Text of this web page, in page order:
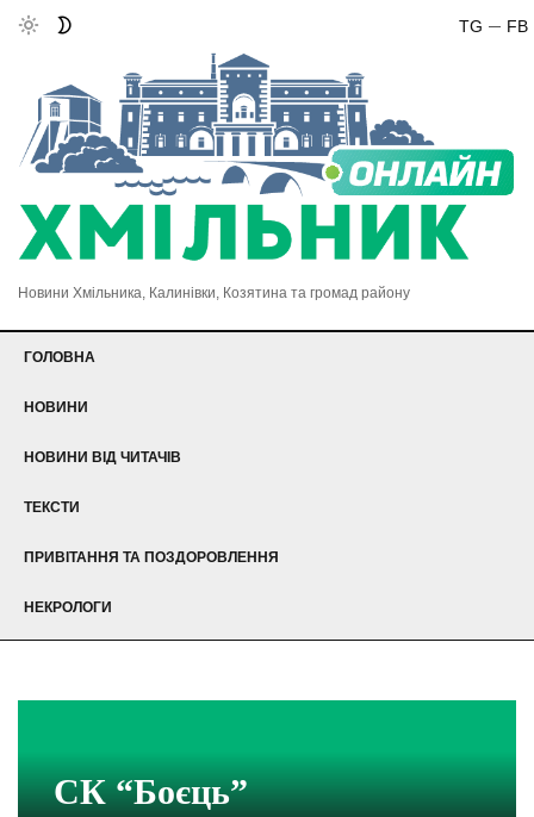
FB
TG
Новини Хмільника, Калинівки, Козятина та громад району
ГОЛОВНА
НОВИНИ
НОВИНИ ВІД ЧИТАЧІВ
ТЕКСТИ
ПРИВІТАННЯ ТА ПОЗДОРОВЛЕННЯ
НЕКРОЛОГИ
СК “Боєць”